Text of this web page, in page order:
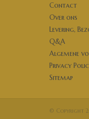
Contact
Over ons
Levering,
Q&A
Algemene
Privacy
Sitemap
© Copyright